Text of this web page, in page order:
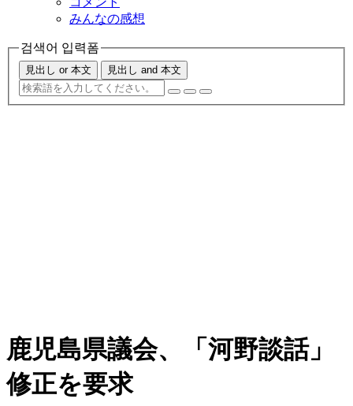
みんなの感想
검색어 입력폼
見出し or 本文 見出し and 本文
鹿児島県議会、「河野談話」
修正を要求